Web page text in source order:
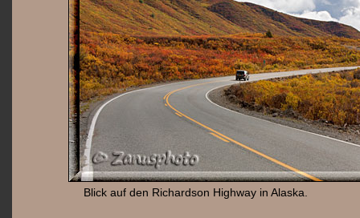
Blick auf den Richardson Highway in Alaska.